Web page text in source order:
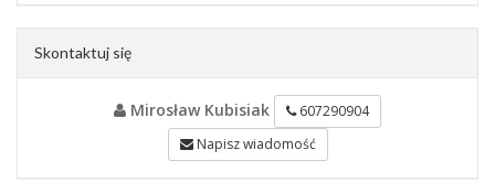
Skontaktuj się
Mirosław Kubisiak
607290904
Napisz wiadomość